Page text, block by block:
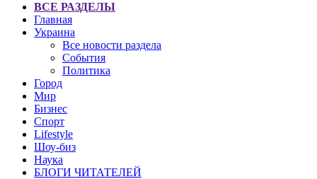
ВСЕ РАЗДЕЛЫ
Главная
Украина
Все новости раздела
События
Политика
Город
Мир
Бизнес
Спорт
Lifestyle
Шоу-биз
Наука
БЛОГИ ЧИТАТЕЛЕЙ